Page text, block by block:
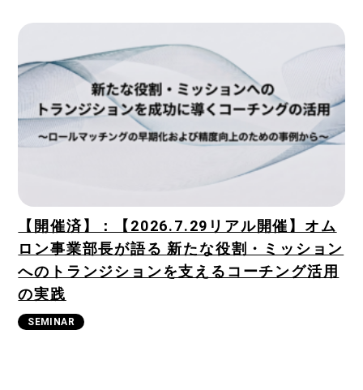
【開催済】：【2026.7.29リアル開催】オム
ロン事業部長が語る 新たな役割・ミッション
へのトランジションを支えるコーチング活用
の実践
SEMINAR